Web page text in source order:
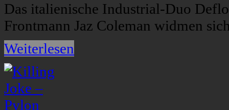
Das italienische Industrial-Duo
Frontmann Jaz Coleman widmen
Weiterlesen